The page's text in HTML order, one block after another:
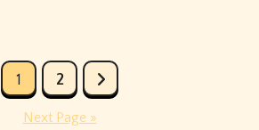
1 2
Next Page »